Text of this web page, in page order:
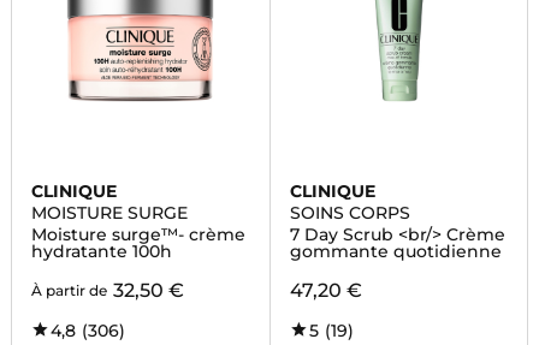
CLINIQUE
MOISTURE SURGE
Moisture surge™- crème
hydratante 100h
À partir de 32,50 €
4,8 (306)
CLINIQUE
SOINS CORPS
7 Day Scrub <br/> Crème
gommante quotidienne
47,20 €
5 (19)